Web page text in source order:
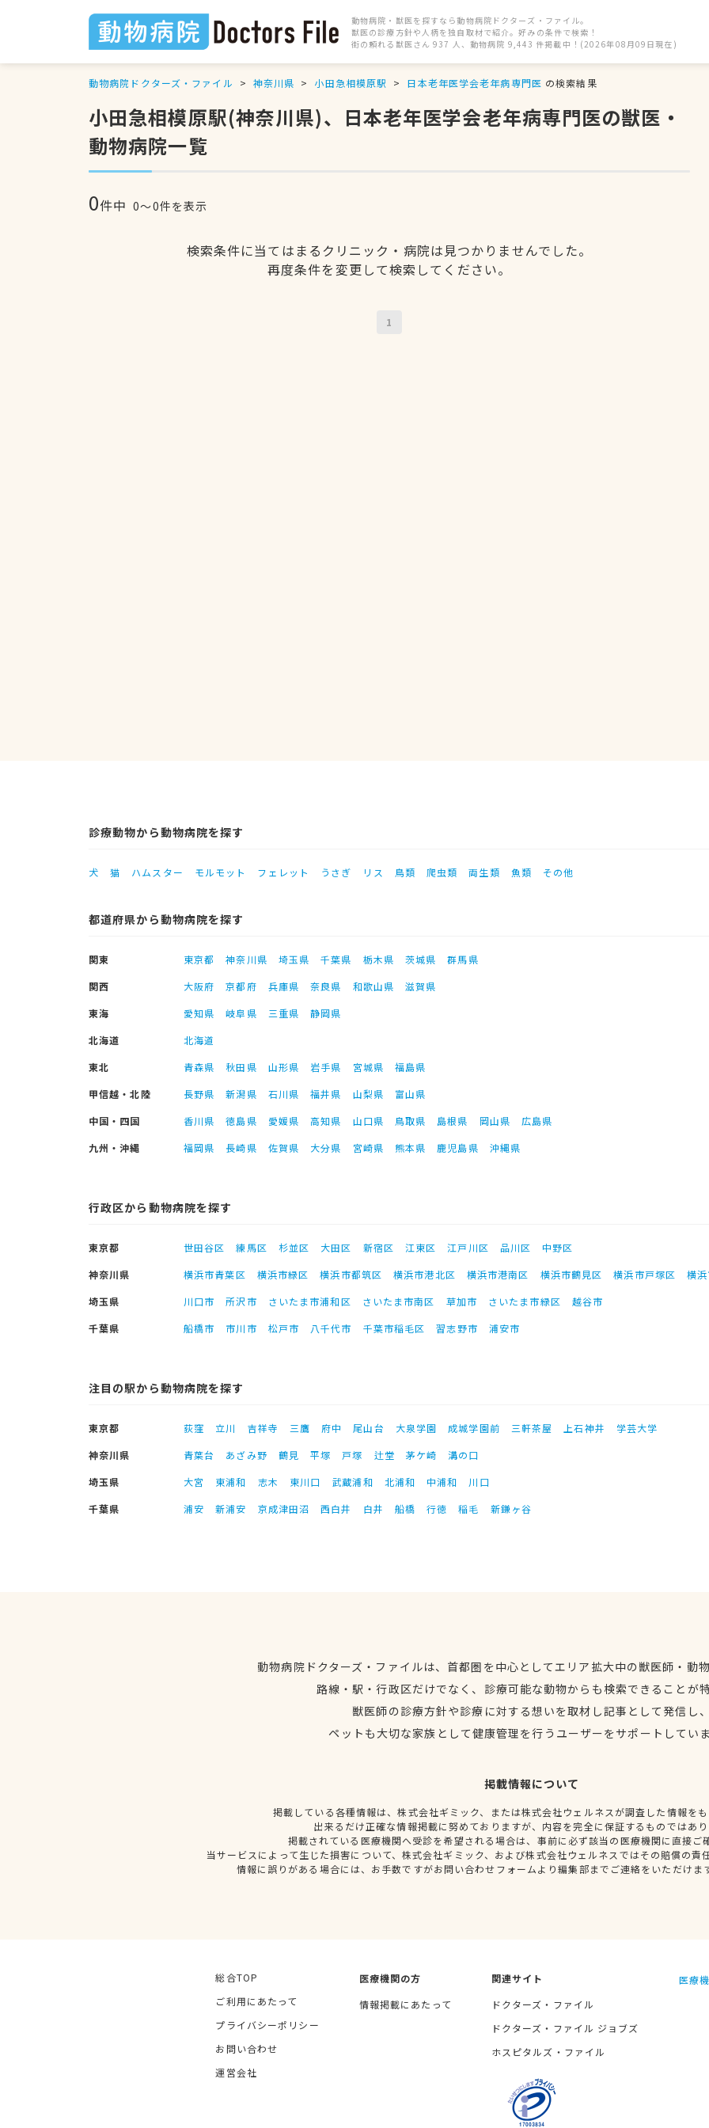
動物病院・獣医を探すなら動物病院ドクターズ・ファイル。
獣医の診療方針や人柄を独自取材で紹介。好みの条件で検索！
街の頼れる獣医さん 937 人、動物病院 9,443 件掲載中！(2026年08月09日現在)
動物病院ドクターズ・ファイル 神奈川県 小田急相模原駅 日本老年医学会老年病専門医 の検索結果
小田急相模原駅(神奈川県)、日本老年医学会老年病専門医の獣医・
動物病院一覧
0件中 0〜0件を表示
検索条件に当てはまるクリニック・病院は見つかりませんでした。
再度条件を変更して検索してください。
1
診療動物から動物病院を探す
犬 猫 ハムスター モルモット フェレット うさぎ リス 鳥類 爬虫類 両生類 魚類 その他
都道府県から動物病院を探す
関東 東京都 神奈川県 埼玉県 千葉県 栃木県 茨城県
群馬県
関西
大阪府 京都府 兵庫県 奈良県 和歌山県
滋賀県
東海
愛知県 岐阜県 三重県
静岡県
北海道
北海道
東北
青森県 秋田県 山形県 岩手県 宮城県
福島県
甲信越・北陸
長野県 新潟県 石川県 福井県 山梨県
富山県
中国・四国
香川県 徳島県 愛媛県 高知県 山口県 鳥取県 島根県 岡山県
広島県
九州・沖縄
福岡県 長崎県 佐賀県 大分県 宮崎県 熊本県 鹿児島県 沖縄県
行政区から動物病院を探す
東京都 世田谷区 練馬区 杉並区 大田区 新宿区 江東区 江戸川区 品川区
中野区
神奈川県
横浜市青葉区 横浜市緑区 横浜市都筑区 横浜市港北区 横浜市港南区 横浜市鶴見区 横浜市戸塚区
横
埼玉県
川口市 所沢市 さいたま市浦和区 さいたま市南区 草加市 さいたま市緑区
越谷市
千葉県
船橋市 市川市 松戸市 八千代市 千葉市稲毛区 習志野市 浦安市
注目の駅から動物病院を探す
東京都 荻窪 立川 吉祥寺 三鷹 府中 尾山台 大泉学園 成城学園前 三軒茶屋 上石神井
学芸大学
神奈川県
青葉台 あざみ野 鶴見 平塚 戸塚 辻堂 茅ケ崎
溝の口
埼玉県
大宮 東浦和 志木 東川口 武蔵浦和 北浦和 中浦和
川口
千葉県
浦安 新浦安 京成津田沼 西白井 白井 船橋 行徳 稲毛 新鎌ヶ谷
動物病院ドクターズ・ファイルは、首都圏を中心としてエリア拡大中の獣医師・動
路線・駅・行政区だけでなく、診療可能な動物からも検索できることが
獣医師の診療方針や診療に対する想いを取材し記事として発信し
ペットも大切な家族として健康管理を行うユーザーをサポートしてい
掲載情報について
掲載している各種情報は、株式会社ギミック、または株式会社ウェルネスが調査した情報を
出来るだけ正確な情報掲載に努めておりますが、内容を完全に保証するものではあ
掲載されている医療機関へ受診を希望される場合は、事前に必ず該当の医療機関に直接ご
当サービスによって生じた損害について、株式会社ギミック、および株式会社ウェルネスではその賠償の責
情報に誤りがある場合には、お手数ですがお問い合わせフォームより編集部までご連絡をいただけま
総合TOP
ご利用にあたって
プライバシーポリシー
お問い合わせ
運営会社
医療機関の方
情報掲載にあたって
関連サイト
ドクターズ・ファイル
ドクターズ・ファイル ジョブズ
ホスピタルズ・ファイル
医療